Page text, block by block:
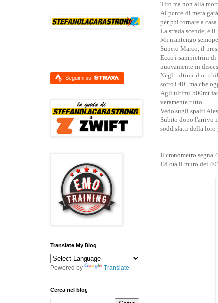
Tiro ma non alla
Al ponte di metà
per poi tornare a casa.
La strada scende, è
Mi mantengo
Supero Marco, il
Ecco i sampietrini di
nuovamente in
Negli ultimi due
sotto i 40', ma che
Agli ultimi 500mt
veramente tutto.
Vedo sugli spalti
Subito dopo l'arrivo
soddisfatti della loro
Il cronometro segna
Ed ora il muro dei
Seguimi su
Translate My Blog
Powered by Translate
Cerca nel blog